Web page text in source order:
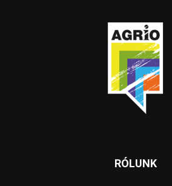
RÓLUNK